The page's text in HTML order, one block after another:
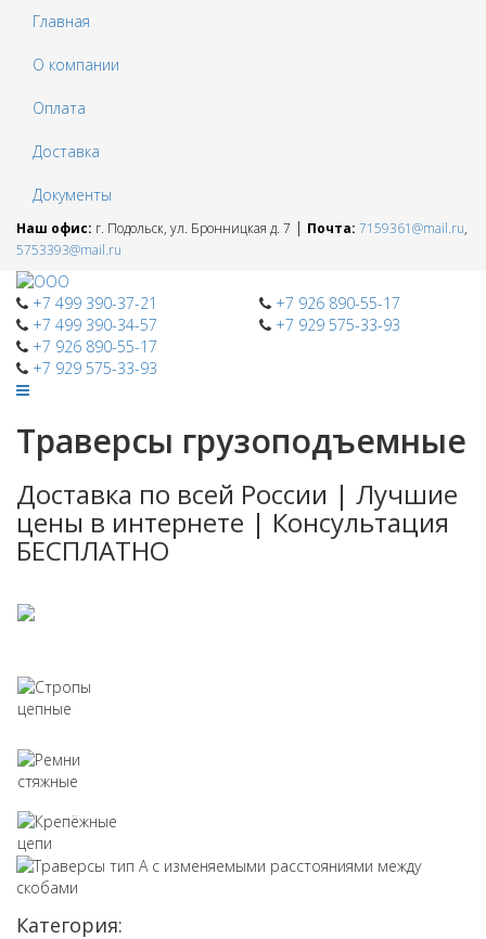
Главная
О компании
Оплата
Доставка
Документы
Наш офис: г. Подольск, ул. Бронницкая д. 7 | Почта: 7159361@mail.ru,
5753393@mail.ru
+7 499 390-37-21
+7 499 390-34-57
+7 926 890-55-17
+7 929 575-33-93
+7 926 890-55-17
+7 929 575-33-93
Траверсы грузоподъемные
Доставка по всей России | Лучшие
цены в интернете | Консультация
БЕСПЛАТНО
Категория: